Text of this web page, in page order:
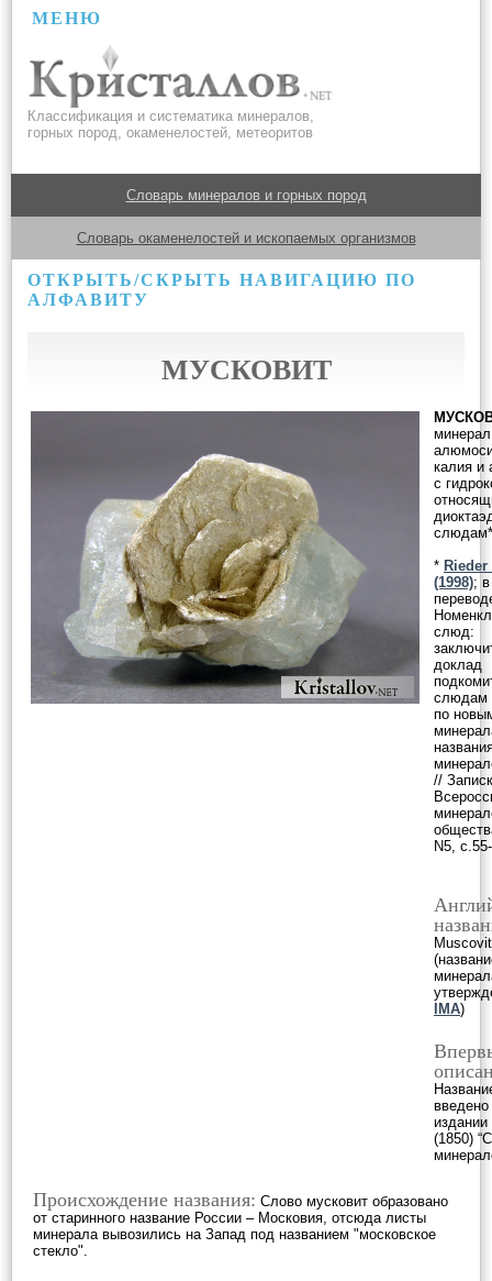
МЕНЮ
Классификация и систематика минералов,
горных пород, окаменелостей, метеоритов
Словарь минералов и горных пород
Словарь окаменелостей и ископаемых организмов
ОТКРЫТЬ/СКРЫТЬ НАВИГАЦИЮ ПО
АЛФАВИТУ
МУСКОВИТ
калия и
с
* Rieder
(1998);
слюд:
доклад
слюдам
по
//
N5,
IMA)
(1850)
Происхождение названия: Слово мусковит образовано
от старинного название России – Московия, отсюда листы
минерала вывозились на Запад под названием "московское
стекло".